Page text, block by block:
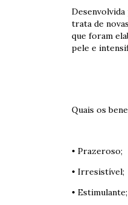
trata de
que foram
pele e
Quais os
• Prazeroso;
• Irresistível;
• Estimulante;